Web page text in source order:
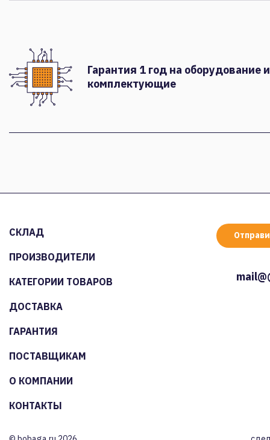
Гарантия 1 год на оборудование и
комплектующие
СКЛАД
ПРОИЗВОДИТЕЛИ
КАТЕГОРИИ ТОВАРОВ
ДОСТАВКА
ГАРАНТИЯ
ПОСТАВЩИКАМ
О КОМПАНИИ
КОНТАКТЫ